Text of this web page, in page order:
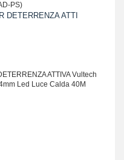
PS)
DETERRENZA ATTI
ATTIVA Vultech
Led Luce Calda 40M